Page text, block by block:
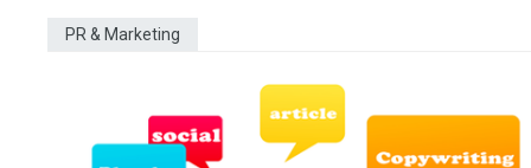
PR & Marketing